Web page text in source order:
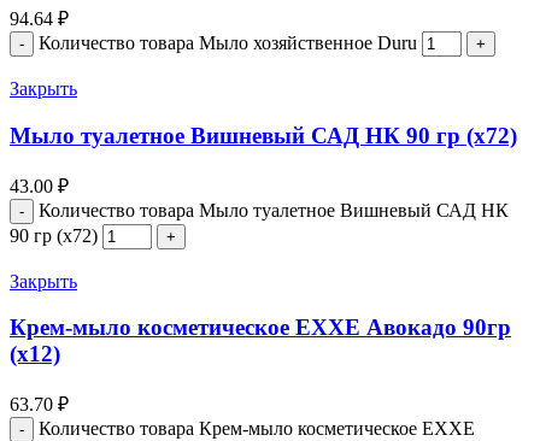
94.64 ₽
Количество товара Мыло хозяйственное Duru
Закрыть
Мыло туалетное Вишневый САД НК 90 гр (х72)
43.00 ₽
Количество товара Мыло туалетное Вишневый САД НК
90 гр (х72)
Закрыть
Крем-мыло косметическое EXXE Авокадо 90гр
(х12)
63.70 ₽
Количество товара Крем-мыло косметическое EXXE